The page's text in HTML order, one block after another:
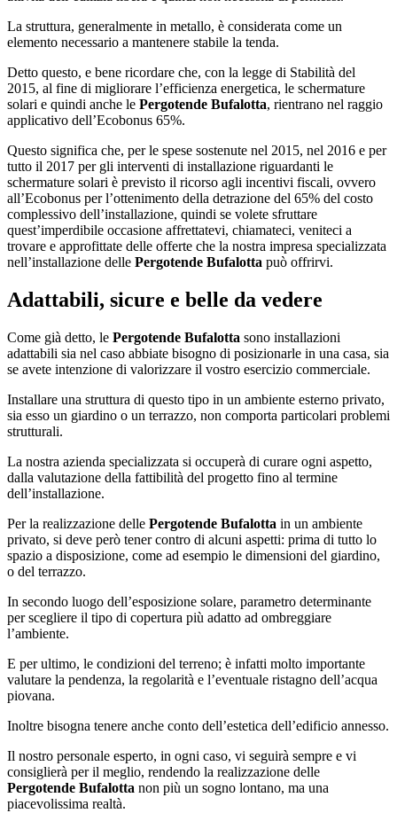
La struttura, generalmente in metallo, è considerata come un
elemento necessario a mantenere stabile la tenda.
Detto questo, e bene ricordare che, con la legge di Stabilità del
2015, al fine di migliorare l’efficienza energetica, le schermature
solari e quindi anche le Pergotende Bufalotta, rientrano nel raggio
applicativo dell’Ecobonus 65%.
Questo significa che, per le spese sostenute nel 2015, nel 2016 e per
tutto il 2017 per gli interventi di installazione riguardanti le
schermature solari è previsto il ricorso agli incentivi fiscali, ovvero
all’Ecobonus per l’ottenimento della detrazione del 65% del costo
complessivo dell’installazione, quindi se volete sfruttare
quest’imperdibile occasione affrettatevi, chiamateci, veniteci a
trovare e approfittate delle offerte che la nostra impresa specializzata
nell’installazione delle Pergotende Bufalotta può offrirvi.
Adattabili, sicure e belle da vedere
Come già detto, le Pergotende Bufalotta sono installazioni
adattabili sia nel caso abbiate bisogno di posizionarle in una casa, sia
se avete intenzione di valorizzare il vostro esercizio commerciale.
Installare una struttura di questo tipo in un ambiente esterno privato,
sia esso un giardino o un terrazzo, non comporta particolari problemi
strutturali.
La nostra azienda specializzata si occuperà di curare ogni aspetto,
dalla valutazione della fattibilità del progetto fino al termine
dell’installazione.
Per la realizzazione delle Pergotende Bufalotta in un ambiente
privato, si deve però tener contro di alcuni aspetti: prima di tutto lo
spazio a disposizione, come ad esempio le dimensioni del giardino,
o del terrazzo.
In secondo luogo dell’esposizione solare, parametro determinante
per scegliere il tipo di copertura più adatto ad ombreggiare
l’ambiente.
E per ultimo, le condizioni del terreno; è infatti molto importante
valutare la pendenza, la regolarità e l’eventuale ristagno dell’acqua
piovana.
Inoltre bisogna tenere anche conto dell’estetica dell’edificio annesso.
Il nostro personale esperto, in ogni caso, vi seguirà sempre e vi
consiglierà per il meglio, rendendo la realizzazione delle
Pergotende Bufalotta non più un sogno lontano, ma una
piacevolissima realtà.